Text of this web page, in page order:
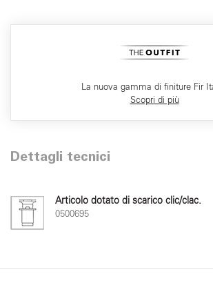
La nuova gamma di finiture Fir
Scopri di più
Dettagli tecnici
Articolo dotato di scarico clic/clac.
0500695